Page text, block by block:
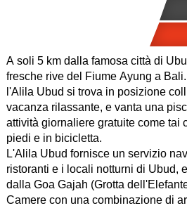
A soli 5 km dalla famosa città di
fresche rive del Fiume Ayung a Bali.
l'Alila Ubud si trova in posizione
vacanza rilassante, e vanta una
attività giornaliere gratuite come tai
piedi e in bicicletta.
L'Alila Ubud fornisce un servizio
ristoranti e i locali notturni di Ubud,
dalla Goa Gajah (Grotta
Camere con una combinazione di